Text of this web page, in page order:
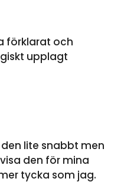
förklarat och
upplagt
lite snabbt men
den för mina
tycka som jag.